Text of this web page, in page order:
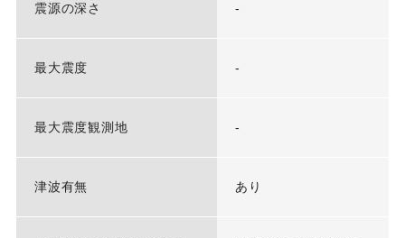
震源の深さ -
最大震度 -
最大震度観測地 -
津波有無 あり